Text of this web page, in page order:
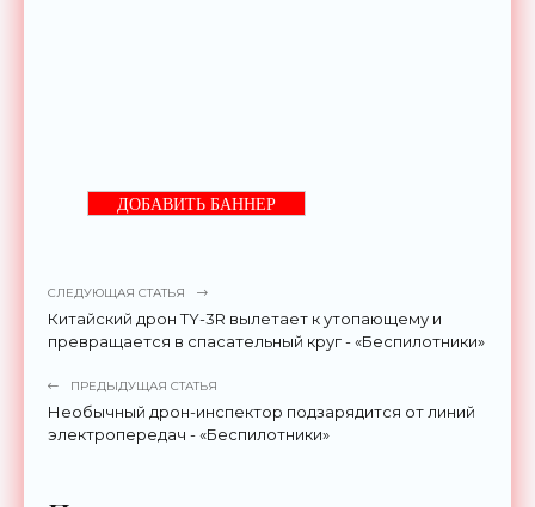
ДОБАВИТЬ БАННЕР
СЛЕДУЮЩАЯ СТАТЬЯ
Китайский дрон TY-3R вылетает к утопающему и
превращается в спасательный круг - «Беспилотники»
ПРЕДЫДУЩАЯ СТАТЬЯ
Необычный дрон-инспектор подзарядится от линий
электропередач - «Беспилотники»